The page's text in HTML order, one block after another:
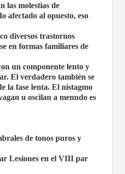
las molestias de
afectado al opuesto, eso
diversos trastornos
en formas familiares de
un componente lento y
El verdadero también se
la fase lenta. El nistagmo
u oscilan a menudo es
de tonos puros y
Lesiones en el VIII par